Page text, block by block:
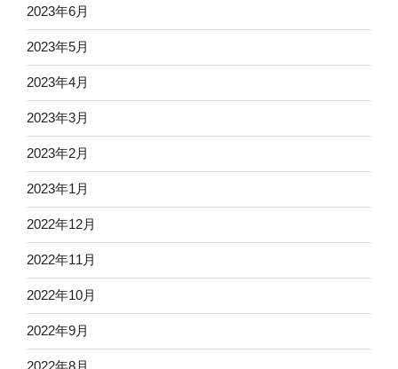
2023年6月
2023年5月
2023年4月
2023年3月
2023年2月
2023年1月
2022年12月
2022年11月
2022年10月
2022年9月